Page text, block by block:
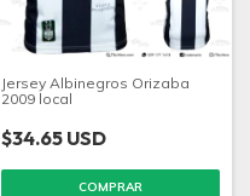
Jersey Albinegros Orizaba
2009 local
$34.65 USD
COMPRAR